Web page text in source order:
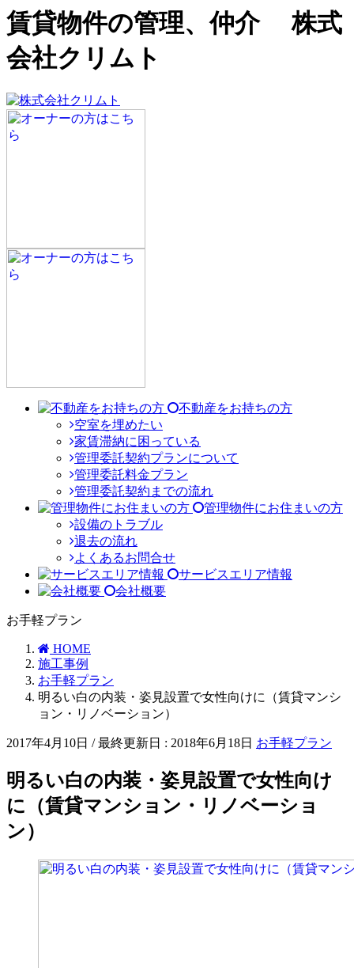
賃貸物件の管理、仲介 株式
会社クリムト
不動産をお持ちの方
空室を埋めたい
家賃滞納に困っている
管理委託契約プランについて
管理委託料金プラン
管理委託契約までの流れ
管理物件にお住まいの方
設備のトラブル
退去の流れ
よくあるお問合せ
サービスエリア情報
会社概要
お手軽プラン
HOME
施工事例
お手軽プラン
明るい白の内装・姿見設置で女性向けに（賃貸マンシ
ョン・リノベーション）
2017年4月10日 / 最終更新日 : 2018年6月18日 お手軽プラン
明るい白の内装・姿見設置で女性向け
に（賃貸マンション・リノベーショ
ン）